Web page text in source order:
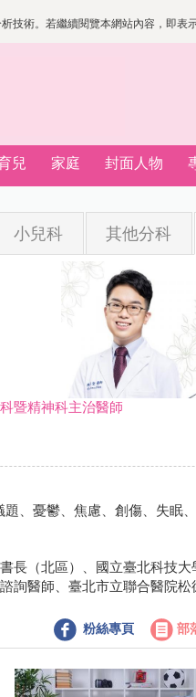
技術。若繼續閱覽本網站內容，即
兒 家庭 封面人物
小兒科 其他分科
暨精神科主治醫師
、憂鬱、焦慮、創傷、失眠
長（北區）、國立臺北科技
詢醫師、臺北市立聯合醫院
粉絲專頁 部